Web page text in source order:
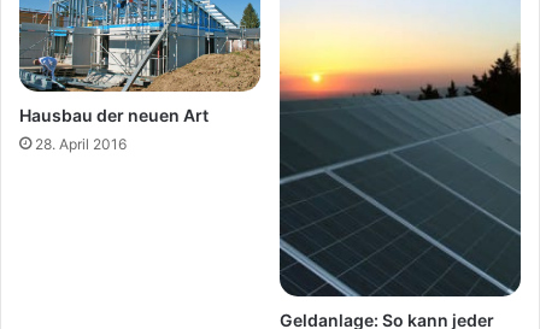
Hausbau der neuen Art
28. April 2016
Geldanlage: So kann jeder